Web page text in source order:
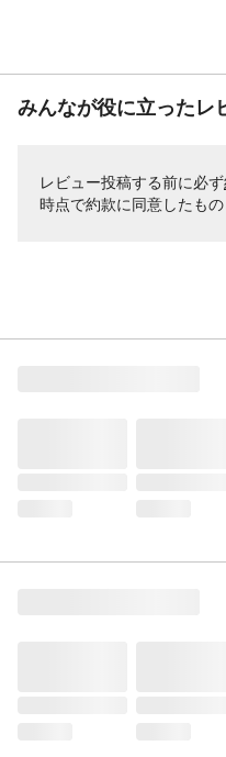
みんなが役に立ったレ
レビュー投稿する前に必ず
時点で約款に同意したもの